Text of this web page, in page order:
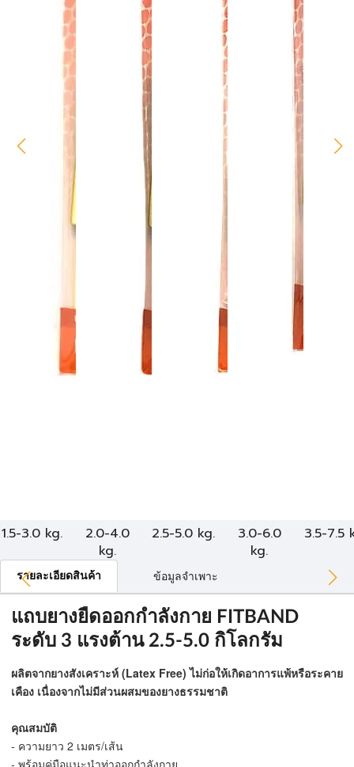
1.5-3.0 kg.
2.0-4.0
kg.
2.5-5.0 kg.
3.0-6.0
kg.
3.5-7.5
รายละเอียดสินค้า ข้อมูลจำเพาะ
แถบยางยืดออกกำลังกาย FITBAND
ระดับ 3 แรงต้าน 2.5-5.0 กิโลกรัม
ผลิตจากยางสังเคราะห์ (Latex Free) ไม่ก่อให้เกิดอาการแพ้หรือระคาย
เคือง เนื่องจากไม่มีส่วนผสมของยางธรรมชาติ
คุณสมบัติ
- ความยาว 2 เมตร/เส้น
- พร้อมคู่มือแนะนำท่าออกกำลังกาย